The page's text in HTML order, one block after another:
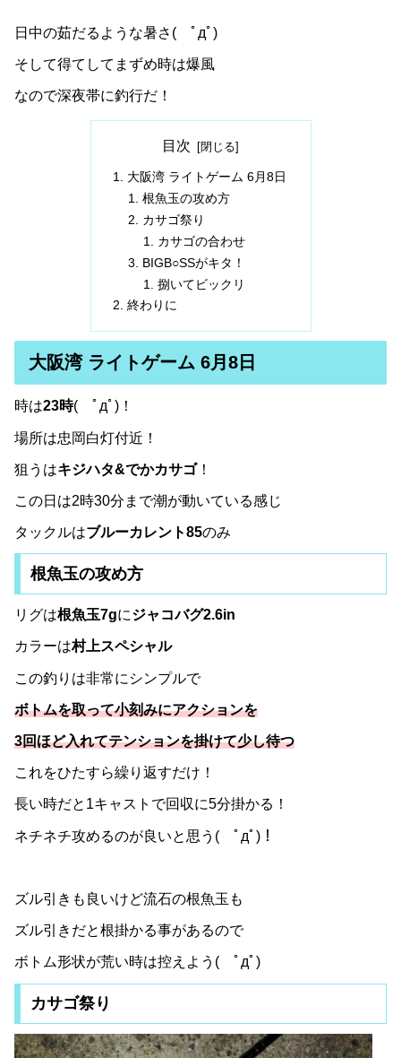
日中の茹だるような暑さ( ﾟдﾟ)
そして得てしてまずめ時は爆風
なので深夜帯に釣行だ！
目次
大阪湾 ライトゲーム 6月8日
根魚玉の攻め方
カサゴ祭り
カサゴの合わせ
BIGB○SSがキタ！
捌いてビックリ
終わりに
大阪湾 ライトゲーム 6月8日
時は23時( ﾟдﾟ)！
場所は忠岡白灯付近！
狙うはキジハタ&でかカサゴ！
この日は2時30分まで潮が動いている感じ
タックルはブルーカレント85のみ
根魚玉の攻め方
リグは根魚玉7gにジャコバグ2.6in
カラーは村上スペシャル
この釣りは非常にシンプルで
ボトムを取って小刻みにアクションを
3回ほど入れてテンションを掛けて少し待つ
これをひたすら繰り返すだけ！
長い時だと1キャストで回収に5分掛かる！
ネチネチ攻めるのが良いと思う( ﾟдﾟ)！
ズル引きも良いけど流石の根魚玉も
ズル引きだと根掛かる事があるので
ボトム形状が荒い時は控えよう( ﾟдﾟ)
カサゴ祭り